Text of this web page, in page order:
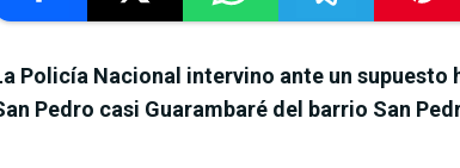
Policía Nacional intervino ante un
Pedro casi Guarambaré del barrio San